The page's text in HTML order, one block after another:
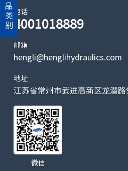
品
类
别
电话
4001018889
邮箱
hengli@henglihydraulics.com
地址
江苏省常州市武进高新区龙潜路
微信